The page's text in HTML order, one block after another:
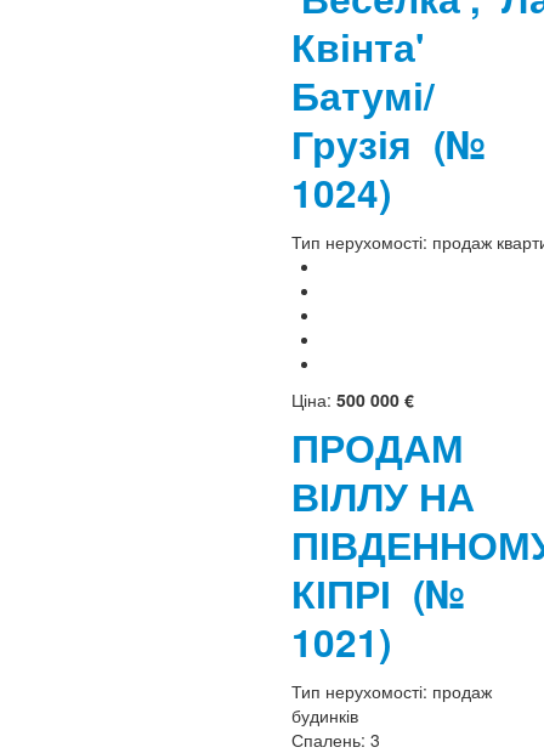
Квінта'
Батумі/
Грузія (№
1024)
Тип нерухомості: продаж
Ціна: 500 000 €
ПРОДАМ
ВІЛЛУ НА
КІПРІ (№
1021)
Тип нерухомості: продаж
будинків
Спалень: 3